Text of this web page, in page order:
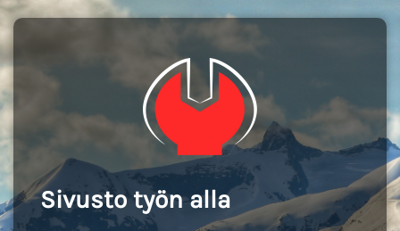
Sivusto työn alla